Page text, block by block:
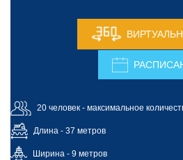
20 человек - максимальное
Длина - 37 метров
Ширина - 9 метров